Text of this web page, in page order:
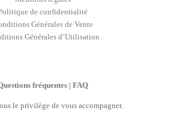
de confidentialité
Générales de Vente
Générales d’Utilisation
fréquentes | FAQ
le privilège de vous accompagner.